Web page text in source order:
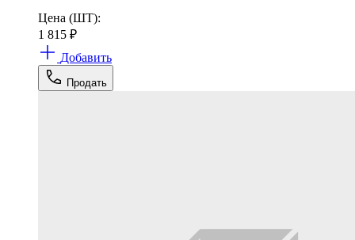
Цена (ШТ):
1 815 ₽
Добавить
Продать